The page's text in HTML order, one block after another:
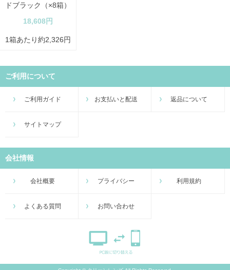
ドブラック（×8箱）
18,608円
1箱あたり約2,326円
ご利用について
ご利用ガイド お支払いと配送 返品について
サイトマップ
会社情報
会社概要 プライバシー 利用規約
よくある質問 お問い合わせ